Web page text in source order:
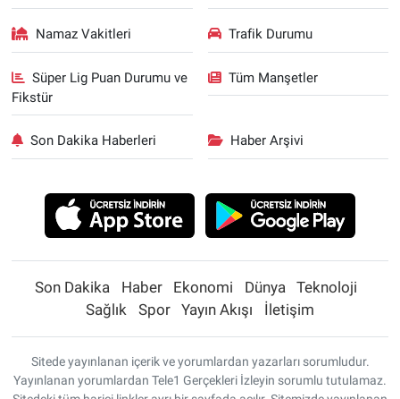
Namaz Vakitleri Trafik Durumu
Süper Lig Puan Durumu ve
Fikstür
Tüm Manşetler
Son Dakika Haberleri Haber Arşivi
Son Dakika Haber Ekonomi Dünya
Teknoloji
Sağlık
Spor Yayın Akışı İletişim
Sitede yayınlanan içerik ve yorumlardan yazarları sorumludur.
Yayınlanan yorumlardan Tele1 Gerçekleri İzleyin sorumlu tutulamaz.